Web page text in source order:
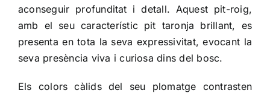
aconseguir profunditat i detall. Aquest pit-roig,
amb el seu característic pit taronja brillant, es
presenta en tota la seva expressivitat, evocant la
seva presència viva i curiosa dins del bosc.
Els colors càlids del seu plomatge contrasten